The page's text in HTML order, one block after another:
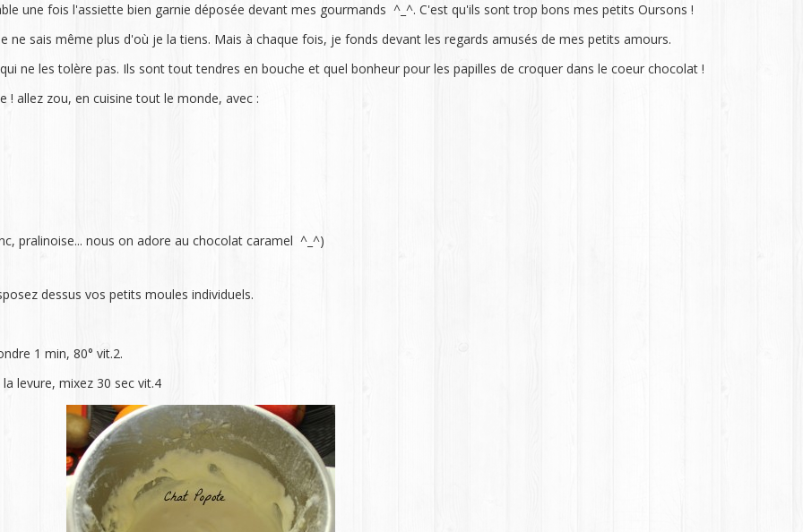
une fois l'assiette bien garnie déposée devant mes gourmands ^_^. C'est qu'ils sont trop bons mes petits Oursons !
sais même plus d'où je la tiens. Mais à chaque fois, je fonds devant les regards amusés de mes petits amours.
ne les tolère pas. Ils sont tout tendres en bouche et quel bonheur pour les papilles de croquer dans le coeur chocolat !
! allez zou, en cuisine tout le monde, avec :
pralinoise... nous on adore au chocolat caramel ^_^)
dessus vos petits moules individuels.
1 min, 80° vit.2.
levure, mixez 30 sec vit.4